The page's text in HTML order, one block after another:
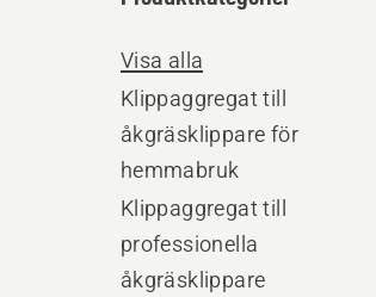
Visa alla
Klippaggregat till
åkgräsklippare för
hemmabruk
Klippaggregat till
professionella
åkgräsklippare